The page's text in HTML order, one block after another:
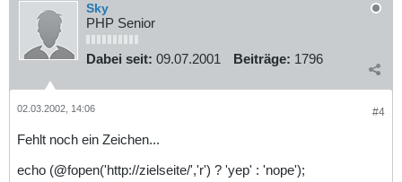
Sky
PHP Senior
Dabei seit: 09.07.2001 Beiträge: 1796
#4
02.03.2002, 14:06
Fehlt noch ein Zeichen...
echo (@fopen('http://zielseite/','r') ? 'yep' : 'nope');